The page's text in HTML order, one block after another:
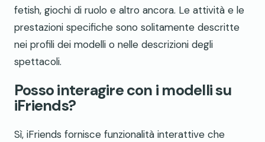
fetish, giochi di ruolo e altro ancora. Le attività e le
prestazioni specifiche sono solitamente descritte
nei profili dei modelli o nelle descrizioni degli
spettacoli.
Posso interagire con i modelli su
iFriends?
Sì, iFriends fornisce funzionalità interattive che